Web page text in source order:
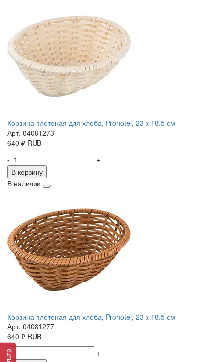
Корзина плетеная для хлеба, Prohotel, 23 х 18.5 см
Арт. 04081273
640 ₽ RUB
-
+
В корзину
В наличии
Корзина плетеная для хлеба, Prohotel, 23 х 18.5 см
Арт. 04081277
640 ₽ RUB
-
+